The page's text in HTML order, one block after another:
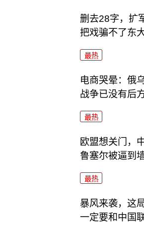
删去28字，扩
把戏骗不了东
最热
电商哭晕：俄
战争已没有后
最热
欧盟想关门，
鲁塞尔被逼到
最热
暴风来袭，这
一定要和中国